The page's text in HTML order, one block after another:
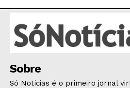
HOME
POLÍTICA
Sobre
Só Notícias é o primeiro jornal